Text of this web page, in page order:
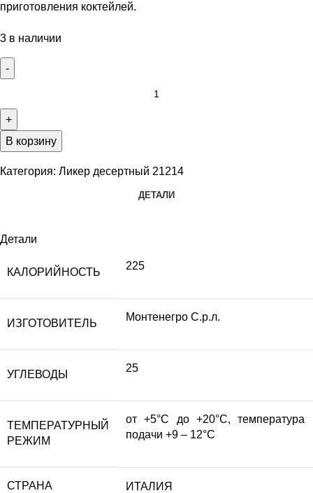
приготовления коктейлей.
3 в наличии
В корзину
Категория: Ликер десертный 21214
ДЕТАЛИ
Детали
КАЛОРИЙНОСТЬ
225
ИЗГОТОВИТЕЛЬ
Монтенегро С.р.л.
УГЛЕВОДЫ
25
ТЕМПЕРАТУРНЫЙ
РЕЖИМ
от +5°С до +20°С, температура
подачи +9 – 12°С
СТРАНА
ИТАЛИЯ